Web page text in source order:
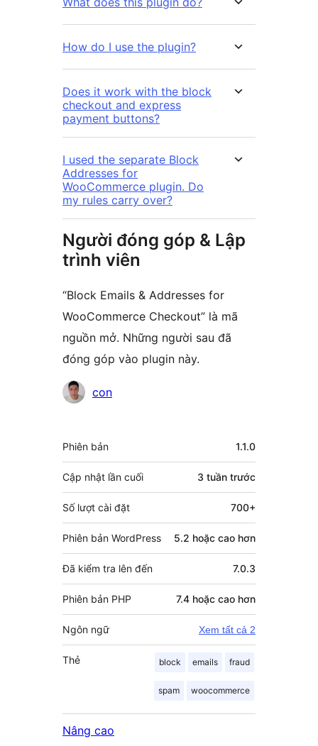
How do I use the plugin?
Does it work with the block
checkout and express
payment buttons?
I used the separate Block
Addresses for
WooCommerce plugin. Do
my rules carry over?
Người đóng góp & Lập
trình viên
“Block Emails & Addresses for
WooCommerce Checkout” là mã
nguồn mở. Những người sau đã
đóng góp vào plugin này.
Những
góp
con
Meta
Phiên bản 1.1.0
Cập nhật lần cuối 3 tuần trước
Số lượt cài đặt 700+
Phiên bản WordPress 5.2 hoặc cao hơn
Đã kiểm tra lên đến 7.0.3
Phiên bản PHP 7.4 hoặc cao hơn
Ngôn ngữ Xem tất cả 2
Thẻ block emails fraud
spam woocommerce
Nâng cao